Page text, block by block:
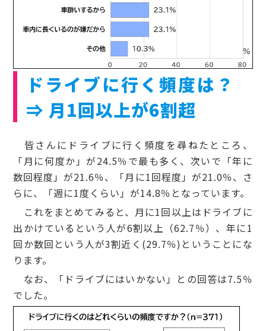
ドライブに行く頻度は？
⇒ 月1回以上が6割超
皆さんにドライブに行く頻度を尋ねたところ、
「月に何度か」が24.5％で最も多く、次いで「年に
数回程度」が21.6％、「月に1回程度」が21.0％、さ
らに、「週に1度くらい」が14.8％となっています。
これをまとめてみると、月に1回以上はドライブに
出かけているという人が6割以上（62.7％）、年に1
回か数回という人が3割近く(29.7％)ということにな
ります。
なお、「ドライブにはいかない」との回答は7.5％
でした。